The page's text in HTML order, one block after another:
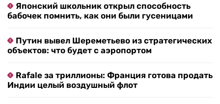
Японский школьник открыл способность
бабочек помнить, как они были гусеницами
Путин вывел Шереметьево из стратегических
объектов: что будет с аэропортом
Rafale за триллионы: Франция готова продать
Индии целый воздушный флот